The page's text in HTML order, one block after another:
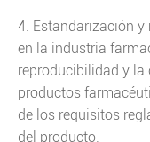
4. Estandarización
en la industria
reproducibilidad y la
productos
de los requisitos
del producto.